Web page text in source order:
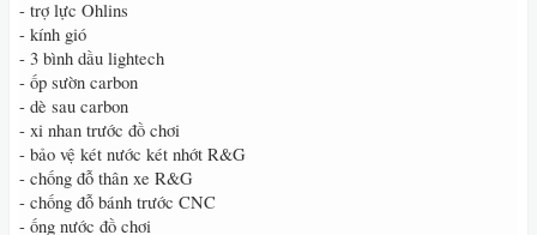
- trợ lực Ohlins
- kính gió
- 3 bình dầu lightech
- ốp sườn carbon
- dè sau carbon
- xi nhan trước đồ chơi
- bảo vệ két nước két nhớt R&G
- chống đỗ thân xe R&G
- chống đỗ bánh trước CNC
- ống nước đồ chơi